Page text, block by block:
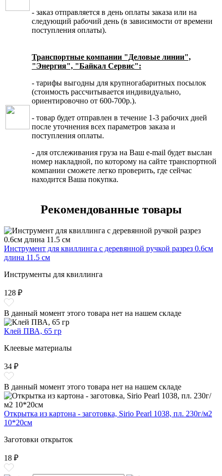
- заказ отправляется в день оплаты заказа или на
следующий рабочий день (в зависимости от времени
поступления оплаты).
Транспортные компании "Деловые линии",
"Энергия", "Байкал Сервис":
- тарифы выгодны для крупногабаритных посылок
(стоимость рассчитывается индивидуально,
ориентировочно от 600-700р.).
- товар будет отправлен в течение 1-3 рабочих дней
после уточнения всех параметров заказа и
поступления оплаты.
- для отслеживания груза на Ваш e-mail будет выслан
номер накладной, по которому на сайте транспортной
компании сможете легко проверить, где сейчас
находится Ваша покупка.
Рекомендованные товары
Инструмент для квиллинга с деревянной ручкой разрез 0.6см
длина 11.5 см
Инструменты для квиллинга
128 ₽
В данный момент этого товара нет на нашем складе
Клей ПВА, 65 гр
Клеевые материалы
34 ₽
В данный момент этого товара нет на нашем складе
Открытка из картона - заготовка, Sirio Pearl 1038, пл. 230г/м2
10*20см
Заготовки открыток
18 ₽